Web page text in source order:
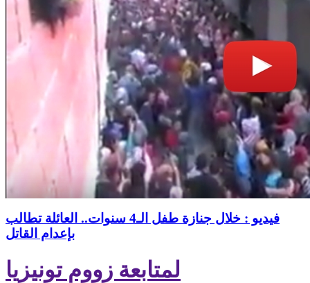
فيديو : خلال جنازة طفل الـ4 سنوات.. العائلة تطالب
بإعدام القاتل
لمتابعة زووم تونيزيا